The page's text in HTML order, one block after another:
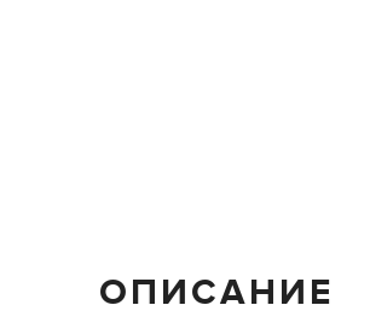
ОПИСАНИЕ